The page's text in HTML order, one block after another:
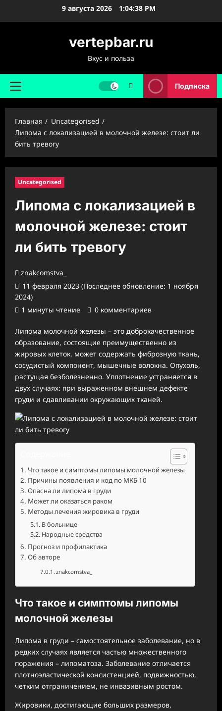
9 августа 2026 1:04:39 PM
vertepbar.ru
Вкус и польза
Основное
Подписка
Главная
Uncategorised
Липома с локализацией в молочной железе: стоит ли
бить тревогу
Uncategorised
Липома с локализацией в
молочной железе: стоит
ли бить тревогу
znakcomstva_
11 февраля 2023 (Последнее обновление: 1 ноября
2024)
1 минуты чтение
0 комментариев
Липома молочной железы – это доброкачественное
образование, состоящие преимущественно из
жировых клеток, может содержать фиброзную ткань,
сосудистый компонент, мышечные волокна. Опухоль,
растущая безболезненно. Уплотнение устраняется в
двух случаях: при выраженном внешнем дефекте
груди и сдавливании окружающих тканей.
Что такое и симптомы липомы молочной железы
Причины появления и код по МКБ 10
Опасна ли липома в груди
Может ли оказаться раком
Методы лечения жировика в груди
В больнице
Народные средства
Прогноз и профилактика
Об авторе
znakcomstva_
Что такое и симптомы липомы
молочной железы
Липома в груди – самостоятельное заболевание, но в
редких случаях является частью множественного
поражения – липоматоза. Заболевание отличается
плотноэластической консистенцией, подвижностью,
четким отграничением, не инвазивным ростом.
Жировики, достигающие больших размеров,